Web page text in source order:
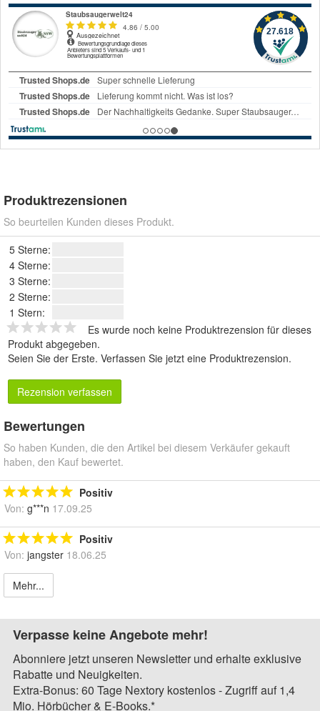
Produktrezensionen
So beurteilen Kunden dieses Produkt.
5 Sterne:
4 Sterne:
3 Sterne:
2 Sterne:
1 Stern:
Es wurde noch keine Produktrezension für dieses
Produkt abgegeben.
Seien Sie der Erste. Verfassen Sie jetzt eine Produktrezension.
Rezension verfassen
Bewertungen
So haben Kunden, die den Artikel bei diesem Verkäufer gekauft
haben, den Kauf bewertet.
Positiv
Von: g***n 17.09.25
Positiv
Von: jangster 18.06.25
Mehr...
Verpasse keine Angebote mehr!
Abonniere jetzt unseren Newsletter und erhalte exklusive
Rabatte und Neuigkeiten.
Extra-Bonus: 60 Tage Nextory kostenlos - Zugriff auf 1,4
Mio. Hörbücher & E-Books.*